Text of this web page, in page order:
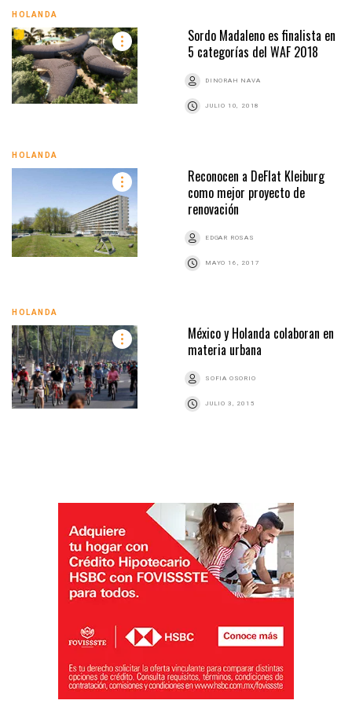
HOLANDA
Sordo Madaleno es finalista en
5 categorías del WAF 2018
DINORAH NAVA
JULIO 10, 2018
HOLANDA
Reconocen a DeFlat Kleiburg
como mejor proyecto de
renovación
EDGAR ROSAS
MAYO 16, 2017
HOLANDA
México y Holanda colaboran en
materia urbana
SOFIA OSORIO
JULIO 3, 2015